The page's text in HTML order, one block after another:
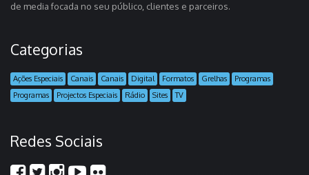
de media focada no seu público, clientes e parceiros.
Categorias
Ações Especiais Canais Canais Digital Formatos Grelhas
Programas
Programas
Projectos Especiais Rádio Sites TV
Redes Sociais